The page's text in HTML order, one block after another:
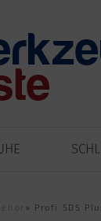
» Profi SDS